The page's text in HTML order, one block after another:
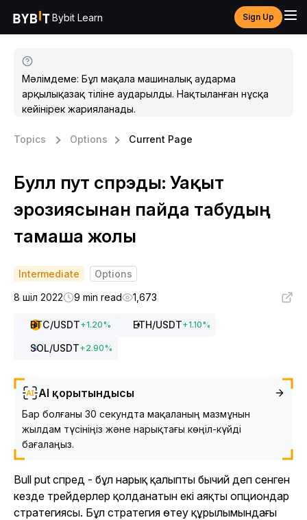
Bybit Learn Sign Up
Мәлімдеме: Бұл мақала машиналық аударма
арқылықазақ тіліне аударылды. Нақтыланған нұсқа
кейінірек жарияланады.
Topics Options Current Page
Булл пут спрэды: Уақыт
эрозиясынан пайда табудың
тамаша жолы
Intermediate
Options
8 шіл 2022
9 min read 1,673
BTC/USDT+1.20% ETH/USDT+1.10%
SOL/USDT+2.90%
AI қорытындысы
Бар болғаны 30 секундта мақаланың мазмұнын
жылдам түсініңіз және нарықтағы көңіл-күйді
бағалаңыз.
Bull put спред - бұл нарық қалыпты бычий деп сенген
кезде трейдерлер қолданатын екі аяқты опциондар
стратегиясы. Бұл стратегия өтеу құрылымындағы